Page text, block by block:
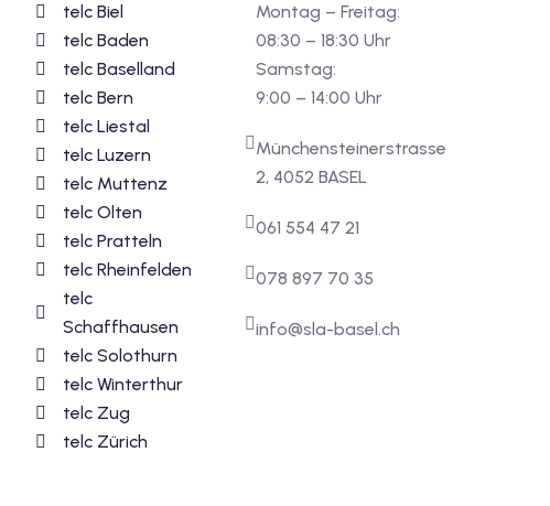
telc Biel
telc Baden
telc Baselland
telc Bern
telc Liestal
telc Luzern
telc Muttenz
telc Olten
telc Pratteln
telc Rheinfelden
telc
Schaffhausen
telc Solothurn
telc Winterthur
telc Zug
telc Zürich
Montag – Freitag:
08:30 – 18:30 Uhr
Samstag:
9:00 – 14:00 Uhr
Münchensteinerstrasse
2, 4052 BASEL
061 554 47 21
078 897 70 35
info@sla-basel.ch